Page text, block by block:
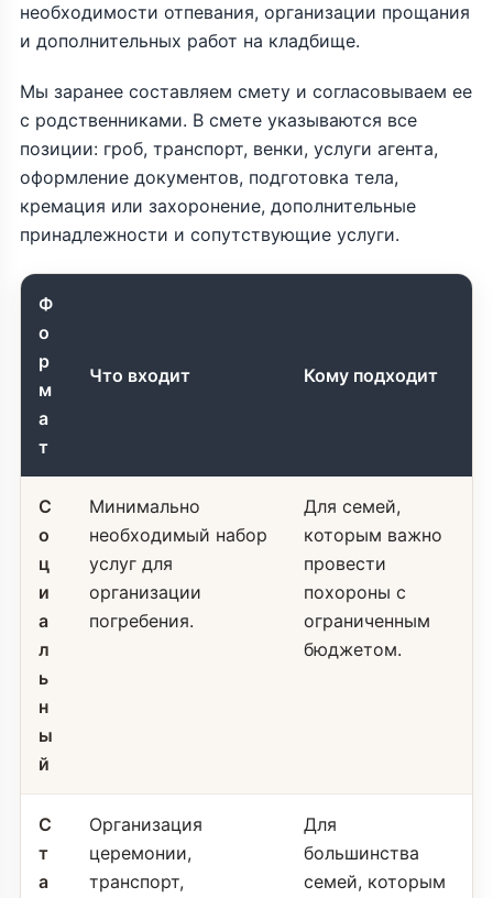
необходимости отпевания, организации прощания
и дополнительных работ на кладбище.
Мы заранее составляем смету и согласовываем ее
с родственниками. В смете указываются все
позиции: гроб, транспорт, венки, услуги агента,
оформление документов, подготовка тела,
кремация или захоронение, дополнительные
принадлежности и сопутствующие услуги.
Ф
о
р
м
а
т
Что входит Кому подходит
С
о
ц
и
а
л
ь
н
ы
й
Минимально
необходимый набор
услуг для
организации
погребения.
Для семей,
которым важно
провести
похороны с
ограниченным
бюджетом.
С
т
а
Организация
церемонии,
транспорт,
Для
большинства
семей, которым